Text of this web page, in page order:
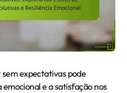
expectativas pode
e a satisfação nos